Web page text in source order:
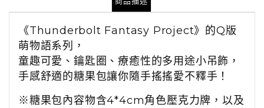
《Thunderbolt Fantasy Project》的Q版
萌物語系列，
童趣可愛、鑰匙圈、療癒性的多用途小吊飾，
手感舒適的糖果包讓你隨手搖搖愛不釋手！
※糖果包內容物含4*4cm角色壓克力牌，以及